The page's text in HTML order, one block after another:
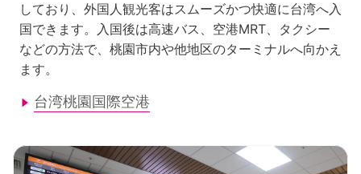
しており、外国人観光客はスムーズかつ快適に台湾へ入
国できます。入国後は高速バス、空港MRT、タクシー
などの方法で、桃園市内や他地区のターミナルへ向かえ
ます。
台湾桃園国際空港